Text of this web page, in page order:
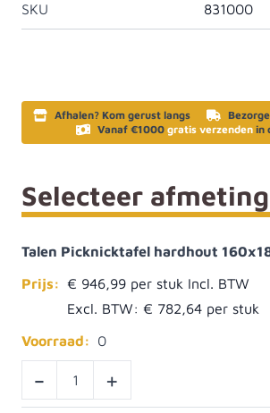
SKU 831000
Afhalen? Kom gerust langs
Vanaf €1000 gratis verzenden in
Selecteer
Talen Picknicktafel hardhout
Prijs: € 946,99
Excl. BTW: € 782,64
Voorraad:
0
- +